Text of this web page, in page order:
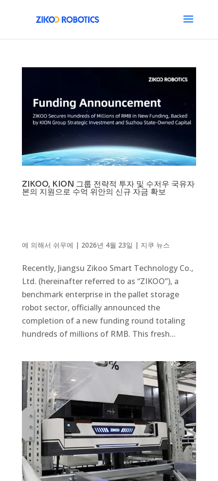
ZIKOO, KION 그룹 전략적 투자 및 수저우 국유자
본의 지원으로 수억 위안의 신규 자금 확보
에 의해서 쉬우에 | 2026년 4월 23일 | 지쿠 뉴스
Recently, Jiangsu Zikoo Smart Technology Co.,
Ltd. (hereinafter referred to as “ZIKOO”), a
benchmark enterprise in the pallet storage
robot sector, officially announced the
completion of a new funding round totaling
hundreds of millions of RMB. This fresh...